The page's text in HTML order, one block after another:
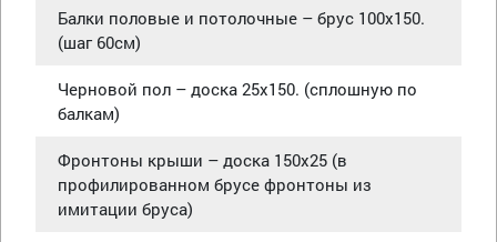
Балки половые и потолочные – брус 100х150.
(шаг 60см)
Черновой пол – доска 25х150. (сплошную по
балкам)
Фронтоны крыши – доска 150х25 (в
профилированном брусе фронтоны из
имитации бруса)